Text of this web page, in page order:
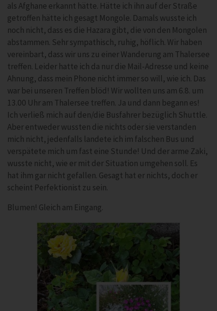
als Afghane erkannt hätte. Hätte ich ihn auf der Straße
getroffen hätte ich gesagt Mongole. Damals wusste ich
noch nicht, dass es die Hazara gibt, die von den Mongolen
abstammen. Sehr sympathisch, ruhig, höflich. Wir haben
vereinbart, dass wir uns zu einer Wanderung am Thalersee
treffen. Leider hatte ich da nur die Mail-Adresse und keine
Ahnung, dass mein Phone nicht immer so will, wie ich. Das
war bei unseren Treffen blöd! Wir wollten uns am 6.8. um
13.00 Uhr am Thalersee treffen. Ja und dann begann es!
Ich verließ mich auf den/die Busfahrer bezüglich Shuttle.
Aber entweder wussten die nichts oder sie verstanden
mich nicht, jedenfalls landete ich im falschen Bus und
verspätete mich um fast eine Stunde! Und der arme Zaki,
wusste nicht, wie er mit der Situation umgehen soll. Es
hat ihm gar nicht gefallen. Gesagt hat er nichts, doch er
scheint Perfektionist zu sein.
Blumen! Gleich am Eingang.